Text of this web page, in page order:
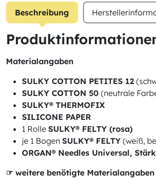
Beschreibung
Materialangaben
SULKY COTTON PETITES 12
SULKY COTTON 50 (neutrale
SULKY® THERMOFIX
SILICONE PAPER
1 Rolle SULKY® FELTY (rosa)
je 1 Bogen SULKY® FELTY (weiß,
ORGAN® Needles Universal,
☞ weitere benötigte